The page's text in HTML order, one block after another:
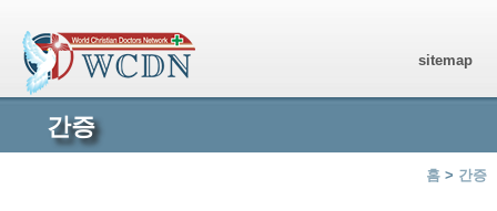
sitemap
간증
홈 > 간증